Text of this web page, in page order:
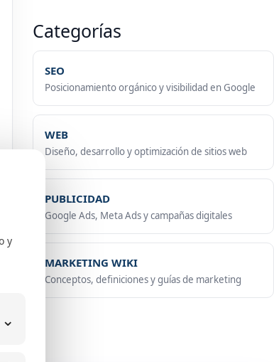
Categorías
SEO
Posicionamiento orgánico y visibilidad en Google
WEB
Diseño, desarrollo y optimización de sitios web
PUBLICIDAD
Google Ads, Meta Ads y campañas digitales
MARKETING WIKI
Conceptos, definiciones y guías de marketing
y
⌄